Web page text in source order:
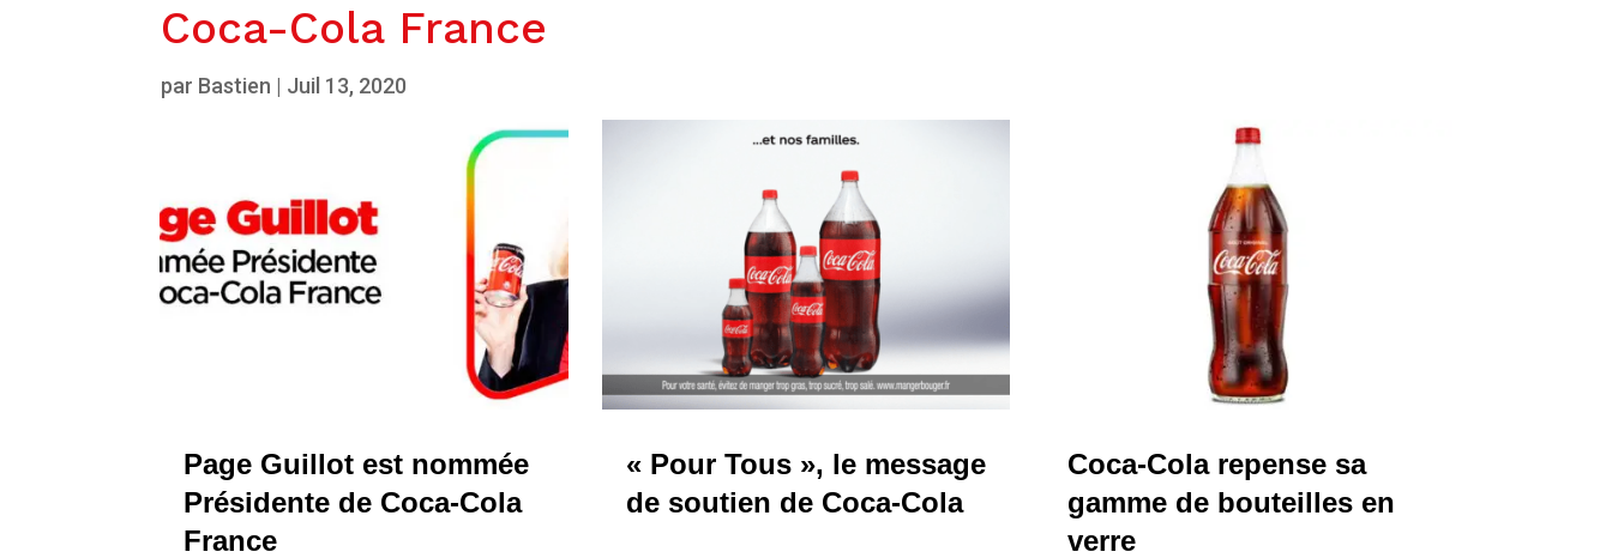
Coca-Cola France
par Bastien | Juil 13, 2020
Page Guillot est nommée
Présidente de Coca-Cola
France
« Pour Tous », le message
de soutien de Coca-Cola
Coca-Cola repense sa
gamme de bouteilles en
verre